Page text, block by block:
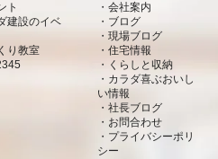
ト
建設のイベ
り教室
会社案内
ブログ
現場ブログ
住宅情報
くらしと収納
カラダ喜ぶおいし
い情報
社長ブログ
お問合わせ
プライバシーポリ
シー